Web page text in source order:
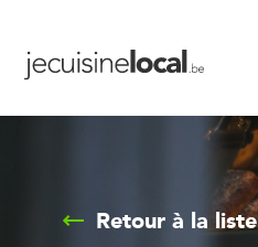
Retour à la liste